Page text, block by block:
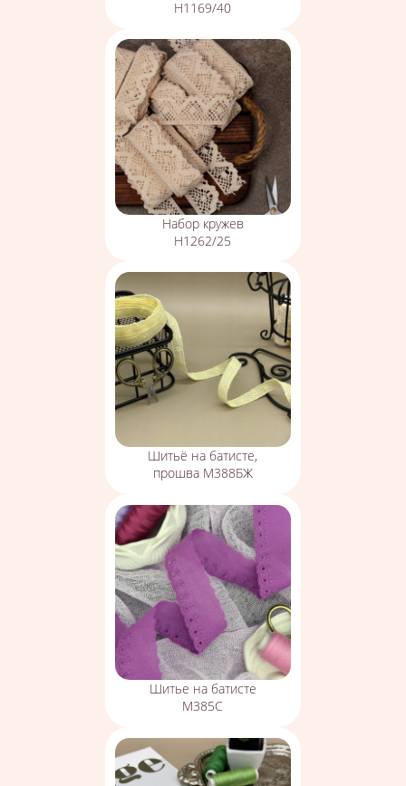
Н1169/40
Набор кружев
Н1262/25
Шитьё на батисте,
прошва М388БЖ
Шитье на батисте
М385С